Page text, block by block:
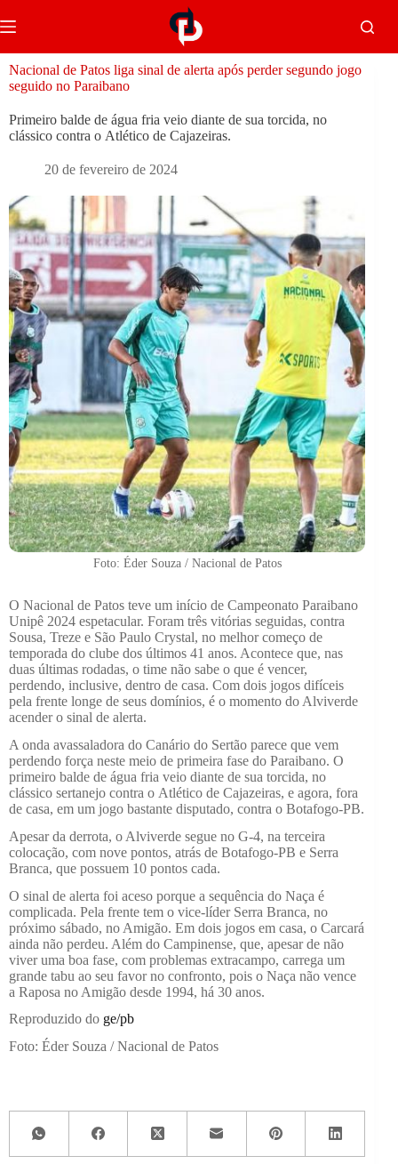
Nacional de Patos liga sinal de alerta após perder segundo jogo
seguido no Paraibano
Primeiro balde de água fria veio diante de sua torcida, no
clássico contra o Atlético de Cajazeiras.
20 de fevereiro de 2024
Foto: Éder Souza / Nacional de Patos
O Nacional de Patos teve um início de Campeonato Paraibano
Unipê 2024 espetacular. Foram três vitórias seguidas, contra
Sousa, Treze e São Paulo Crystal, no melhor começo de
temporada do clube dos últimos 41 anos. Acontece que, nas
duas últimas rodadas, o time não sabe o que é vencer,
perdendo, inclusive, dentro de casa. Com dois jogos difíceis
pela frente longe de seus domínios, é o momento do Alviverde
acender o sinal de alerta.
A onda avassaladora do Canário do Sertão parece que vem
perdendo força neste meio de primeira fase do Paraibano. O
primeiro balde de água fria veio diante de sua torcida, no
clássico sertanejo contra o Atlético de Cajazeiras, e agora, fora
de casa, em um jogo bastante disputado, contra o Botafogo-PB.
Apesar da derrota, o Alviverde segue no G-4, na terceira
colocação, com nove pontos, atrás de Botafogo-PB e Serra
Branca, que possuem 10 pontos cada.
O sinal de alerta foi aceso porque a sequência do Naça é
complicada. Pela frente tem o vice-líder Serra Branca, no
próximo sábado, no Amigão. Em dois jogos em casa, o Carcará
ainda não perdeu. Além do Campinense, que, apesar de não
viver uma boa fase, com problemas extracampo, carrega um
grande tabu ao seu favor no confronto, pois o Naça não vence
a Raposa no Amigão desde 1994, há 30 anos.
Reproduzido do ge/pb
Foto: Éder Souza / Nacional de Patos